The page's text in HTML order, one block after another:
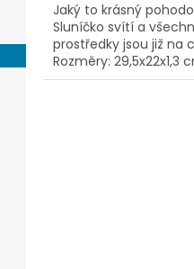
Jaký to krásný
Sluníčko svítí a
prostředky jsou již na
Rozměry: 29,5x22x1,3